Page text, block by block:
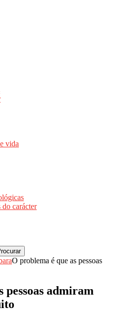
vida
carácter
O problema é que as pessoas
pessoas admiram